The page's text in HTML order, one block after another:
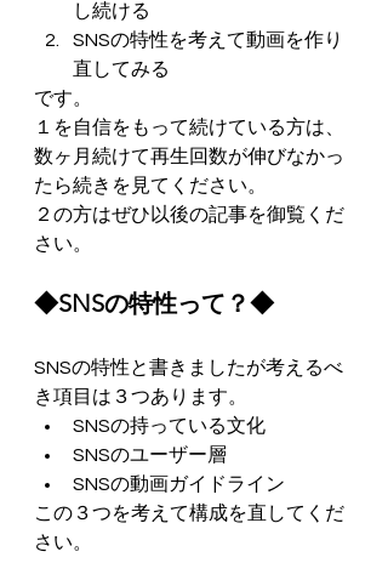
し続ける
SNSの特性を考えて動画を作り
直してみる
です。
１を自信をもって続けている方は、
数ヶ月続けて再生回数が伸びなかっ
たら続きを見てください。
２の方はぜひ以後の記事を御覧くだ
さい。
◆SNSの特性って？◆
SNSの特性と書きましたが考えるべ
き項目は３つあります。
SNSの持っている文化
SNSのユーザー層
SNSの動画ガイドライン
この３つを考えて構成を直してくだ
さい。